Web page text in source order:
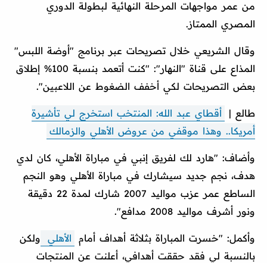
من عمر مواجهات المرحلة النهائية لبطولة الدوري
المصري الممتاز.
وقال الشريعي خلال تصريحات عبر برنامج "أوضة اللبس"
المذاع على قناة "النهار": "كنت أتعمد بنسبة 100% إطلاق
بعض التصريحات لكي أخفف الضغوط عن اللاعبين".
طالع |
أقطاي عبد الله: المنتخب استخرج لي تأشيرة
أمريكا.. وهذا موقفي من عروض الأهلي والزمالك
وأضاف: "هارد لك لفريق إنبي في مباراة الأهلي، كان لدي
هدف، نجم جديد سيشارك في مباراة الأهلي وهو النجم
الساطع عمر عزب مواليد 2007 شارك لمدة 22 دقيقة
ونور أشرف مواليد 2008 مدافع".
وأكمل: "خسرت المباراة بثلاثة أهداف أمام الأهلي
ولكن
بالنسبة لي فقد حققت أهدافي، أعلنت عن المنتجات